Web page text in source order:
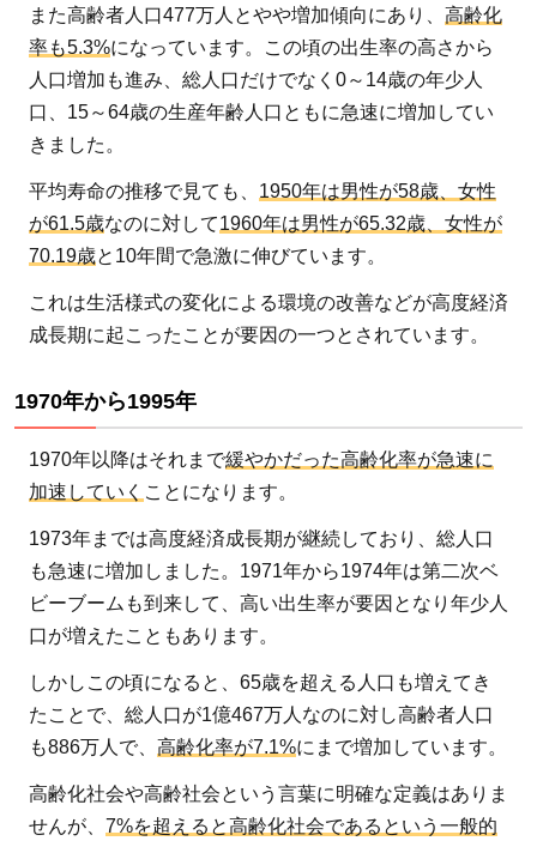
齢
化
の
先
に
つ
未
来
2.1
2023
ら
年
3
高
齢
化
が
ま
ら
な
い
日
また高齢者人口477万人とやや増加傾向にあり、 高齢化
率も5.3%になっています。この頃の出生率の高さから
人口増加も進み、総人口だけでなく0～14歳の年少人
口、15～64歳の生産年齢人口ともに急速に増加してい
きました。
平均寿命の推移で見ても、 1950年は男性が58歳、女性
が61.5歳なのに対して1960年は男性が65.32歳、女性が
70.19歳と10年間で急激に伸びています。
これは生活様式の変化による環境の改善などが高度経済
成長期に起こったことが要因の一つとされています。
1970年から1995年
1970年以降はそれまで緩やかだった高齢化率が急速に
加速していく ことになります。
1973年までは高度経済成長期が継続しており、総人口
も急速に増加しました。1971年から1974年は第二次ベ
ビーブームも到来して、高い出生率が要因となり年少人
口が増えたこともあります。
しかしこの頃になると、65歳を超える人口も増えてき
たことで、総人口が1億467万人なのに対し高齢者人口
も886万人で、 高齢化率が7.1%にまで増加しています。
高齢化社会や高齢社会という言葉に明確な定義はありま
せんが、 7%を超えると高齢化社会であるという一般的